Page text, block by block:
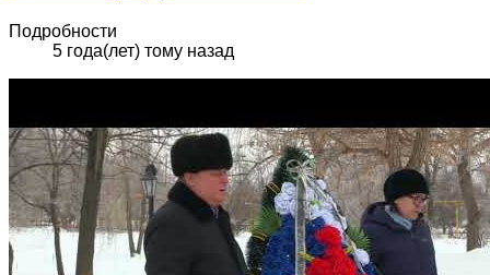
Подробности
5 года(лет) тому назад